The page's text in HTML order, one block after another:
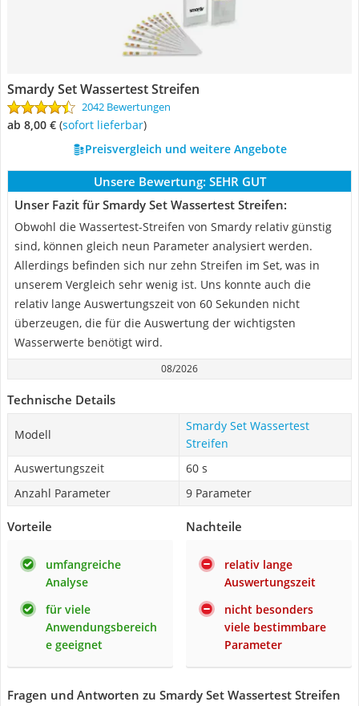
Smardy Set Wassertest Streifen
2042 Bewertungen
ab 8,00 € ( Sofort lieferbar)
Preisvergleich und weitere Angebote
Unsere Bewertung: SEHR GUT
Unser Fazit für Smardy Set Wassertest Streifen:
Obwohl die Wassertest-Streifen von Smardy relativ günstig
sind, können gleich neun Parameter analysiert werden.
Allerdings befinden sich nur zehn Streifen im Set, was in
unserem Vergleich sehr wenig ist. Uns konnte auch die
relativ lange Auswertungszeit von 60 Sekunden nicht
überzeugen, die für die Auswertung der wichtigsten
Wasserwerte benötigt wird.
08/2026
Technische Details
Modell
Smardy Set Wassertest
Streifen
Auswertungszeit
60 s
Anzahl Parameter
9 Parameter
Vorteile
umfangreiche
Analyse
für viele
Anwendungsbereich
e geeignet
Nachteile
relativ lange
Auswertungszeit
nicht besonders
viele bestimmbare
Parameter
Fragen und Antworten zu Smardy Set Wassertest Streifen